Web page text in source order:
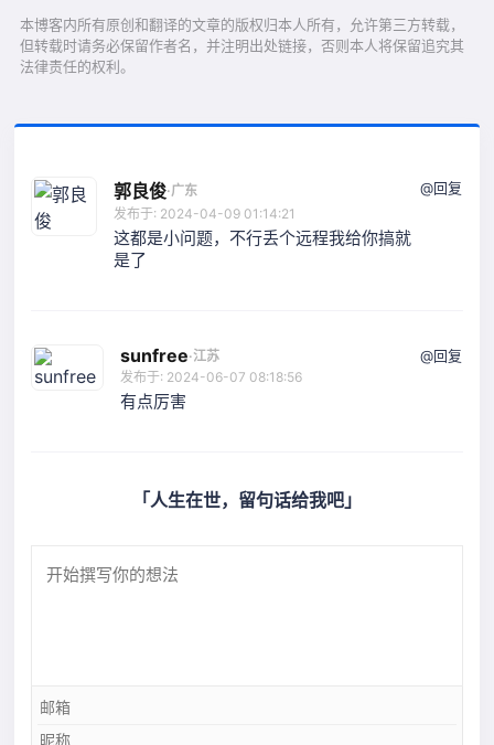
本博客内所有原创和翻译的文章的版权归本人所有，允许第三方转载，
但转载时请务必保留作者名，并注明出处链接，否则本人将保留追究其
法律责任的权利。
郭良俊·广东
发布于: 2024-04-09 01:14:21
这都是小问题，不行丢个远程我给你搞就
是了
@回复
sunfree·江苏
发布于: 2024-06-07 08:18:56
有点厉害
@回复
「人生在世，留句话给我吧」